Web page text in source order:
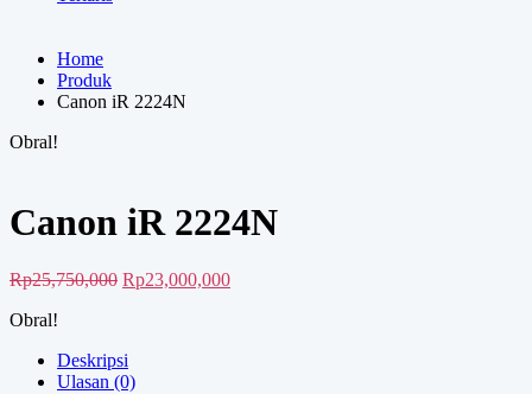
Home
Produk
Canon iR 2224N
Obral!
Canon iR 2224N
Rp25,750,000 Harga
Rp23,000,000Harga
Obral!
Deskripsi
Ulasan (0)